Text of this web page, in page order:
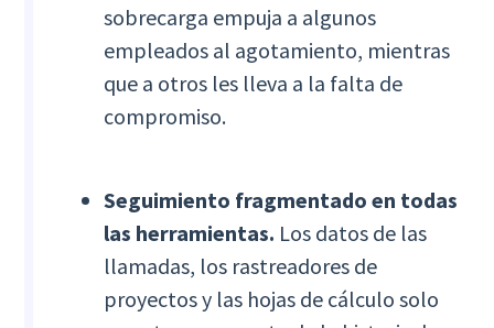
sobrecarga empuja a algunos
empleados al agotamiento, mientras
que a otros les lleva a la falta de
compromiso.
Seguimiento fragmentado en todas
las herramientas. Los datos de las
llamadas, los rastreadores de
proyectos y las hojas de cálculo solo